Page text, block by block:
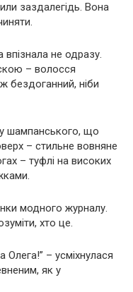
заздалегідь. Вона
впізнала не одразу.
– волосся
бездоганний, ніби
шампанського, що
– стильне вовняне
– туфлі на високих
модного журналу.
хто це.
Олега!” – усміхнулася
як у